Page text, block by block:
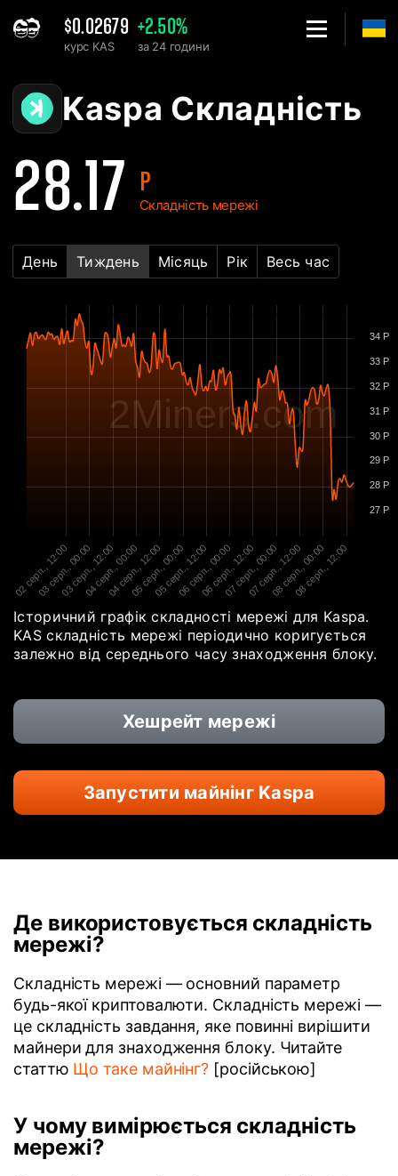
$0.02679
курс KAS
+2.50%
за 24 години
Kaspa KAS Графік складності мережі - 2Miners
Kaspa Складність
28.17 P
Складність мережі
День Тиждень Місяць Рік Весь час
2Miners.com
02 серп., 12:00
03 серп., 00:00
03 серп., 12:00
04 серп., 00:00
04 серп., 12:00
05 серп., 00:00
05 серп., 12:00
06 серп., 00:00
06 серп., 12:00
07 серп., 00:00
07 серп., 12:00
08 серп., 00:00
08 серп., 12:00
27 P
28 P
29 P
30 P
31 P
32 P
33 P
34 P
Історичний графік складності мережі для Kaspa.
KAS складність мережі періодично коригується
залежно від середнього часу знаходження блоку.
Хешрейт мережі
Запустити майнінг Kaspa
Де використовується складність
мережі?
Складність мережі — основний параметр
будь-якої криптовалюти. Складність мережі —
це складність завдання, яке повинні вирішити
майнери для знаходження блоку. Читайте
статтю Що таке майнінг? [російською]
У чому вимірюється складність
мережі?